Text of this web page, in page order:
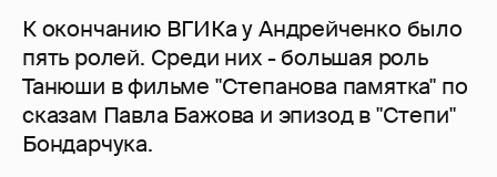
К окончанию ВГИКа у Андрейченко было
пять ролей. Среди них - большая роль
Танюши в фильме "Степанова памятка" по
сказам Павла Бажова и эпизод в "Степи"
Бондарчука.